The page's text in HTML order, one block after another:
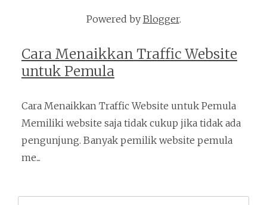
Powered by Blogger.
Cara Menaikkan Traffic Website
untuk Pemula
Cara Menaikkan Traffic Website untuk Pemula
Memiliki website saja tidak cukup jika tidak ada
pengunjung. Banyak pemilik website pemula
me...